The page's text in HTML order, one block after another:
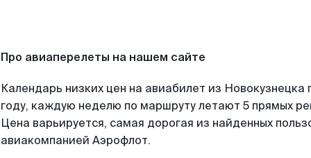
Про авиаперелеты на нашем сайте
Календарь низких цен на авиабилет из
году, каждую неделю по маршруту летают 5 прямых
Цена варьируется, самая дорогая из найденных
авиакомпанией Аэрофлот.